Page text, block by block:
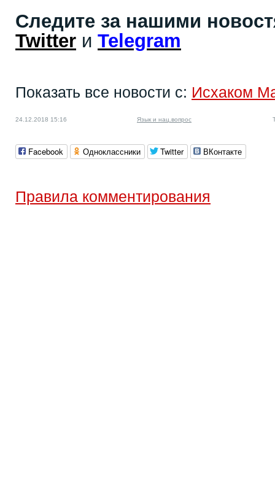
Следите за нашими
Twitter и Telegram
Показать все новости с: Исхаком
24.12.2018 15:16 Язык и нац.вопрос
Facebook Одноклассники Twitter ВКонтакте
Правила комментирования